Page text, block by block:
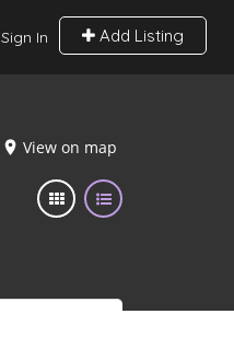
Sign In Add Listing
View on map